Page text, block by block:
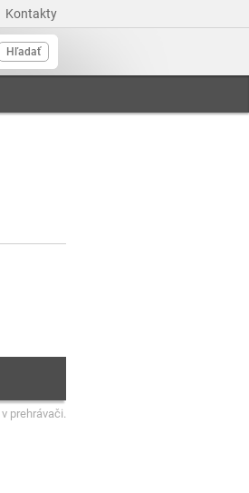
Kontakty
Hľadať
v prehrávači.